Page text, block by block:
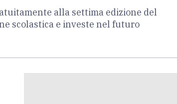
alla settima edizione del
scolastica e investe nel futuro